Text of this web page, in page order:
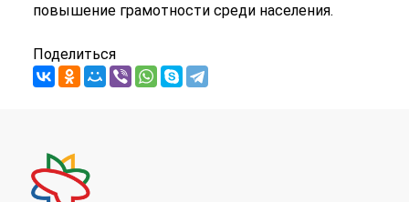
повышение грамотности среди населения.
Поделиться